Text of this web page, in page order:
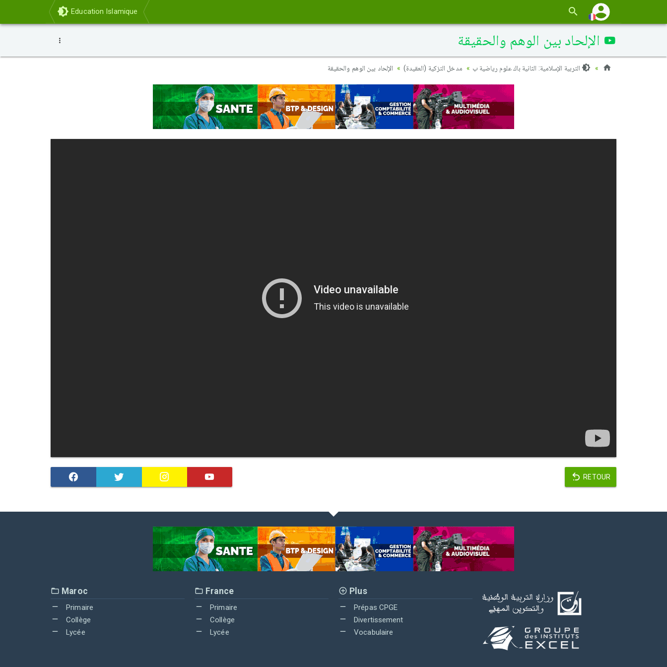
Education Islamique
الإلحاد بين الوهم والحقيقة
التربية الإسلامية: الثانية باك علوم رياضية ب مدخل التزكية (العقيدة) الإلحاد بين الوهم والحقيقة
RETOUR
Maroc
Primaire
Collège
Lycée
France
Primaire
Collège
Lycée
Plus
Prépas CPGE
Divertissement
Vocabulaire